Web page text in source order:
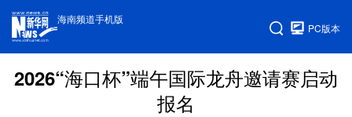
海南频道手机版
PC版本
2026“海口杯”端午国际龙舟邀请赛启动
报名